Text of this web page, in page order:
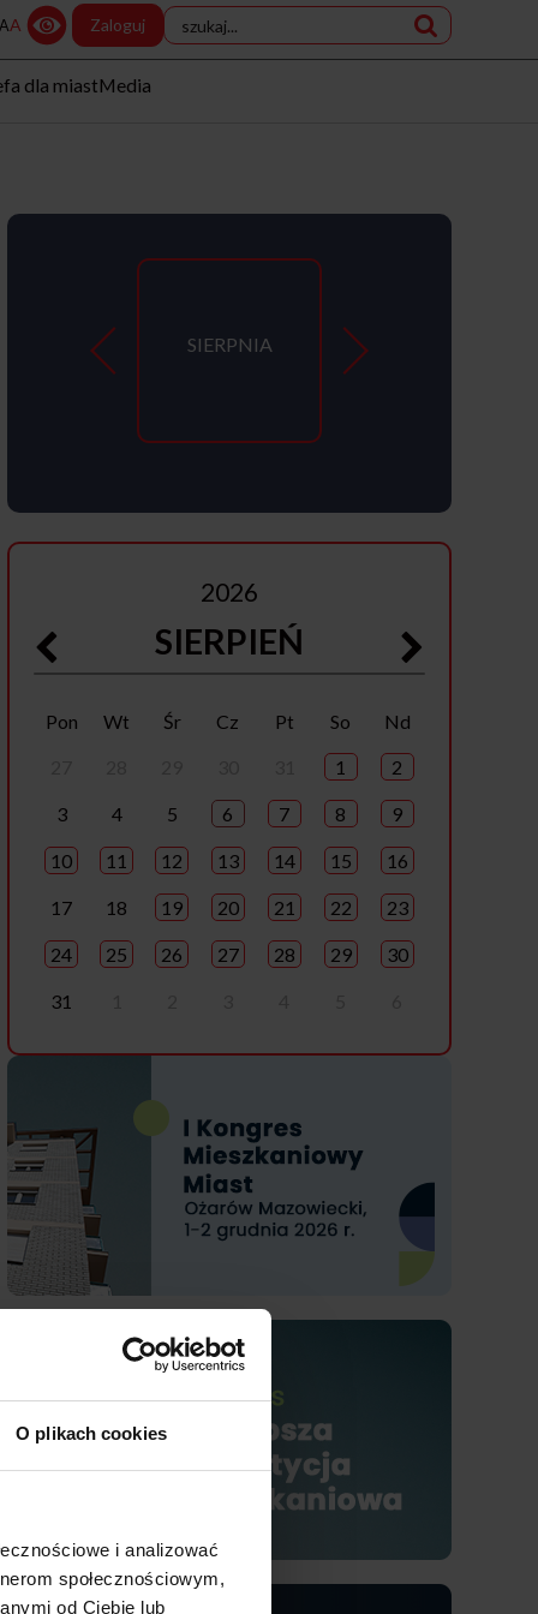
O plikach cookies
i analizować
społecznościowym,
od Ciebie lub
AA Zaloguj
dla miastMedia
SIERPNIA
2026
SIERPIEŃ
Pon Wt Śr Cz Pt So
Nd
1 2
3 4 5 6 7 8 9
10 11 12 13 14 15 16
17 18 19 20 21 22 23
24 25 26 27 28 29 30
31